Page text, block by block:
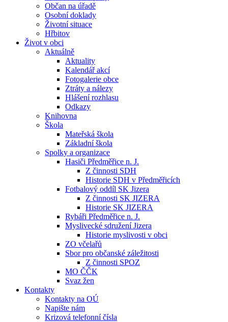
Občan na úřadě
Osobní doklady
Životní situace
Hřbitov
Život v obci
Aktuálně
Aktuality
Kalendář akcí
Fotogalerie obce
Ztráty a nálezy
Hlášení rozhlasu
Odkazy
Knihovna
Škola
Mateřská škola
Základní škola
Spolky a organizace
Hasiči Předměřice n. J.
Z činnosti SDH
Historie SDH v Předměřicích
Fotbalový oddíl SK Jizera
Z činnosti SK JIZERA
Historie SK JIZERA
Rybáři Předměřice n. J.
Myslivecké sdružení Jizera
Historie myslivosti v obci
ZO včelařů
Sbor pro občanské záležitosti
Z činnosti SPOZ
MO ČČK
Svaz žen
Kontakty
Kontakty na OÚ
Napište nám
Krizová telefonní čísla